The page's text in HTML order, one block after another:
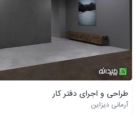
طراحی و اجرای دفتر کار
آرمانی دیزاین